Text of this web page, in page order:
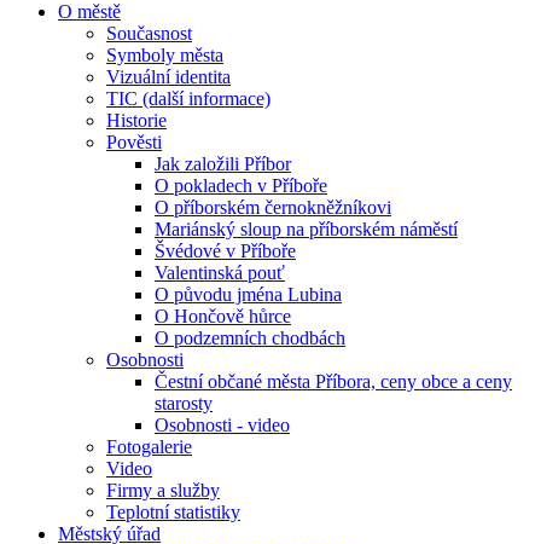
O městě
Současnost
Symboly města
Vizuální identita
TIC (další informace)
Historie
Pověsti
Jak založili Příbor
O pokladech v Příboře
O příborském černokněžníkovi
Mariánský sloup na příborském náměstí
Švédové v Příboře
Valentinská pouť
O původu jména Lubina
O Hončově hůrce
O podzemních chodbách
Osobnosti
Čestní občané města Příbora, ceny obce a ceny
starosty
Osobnosti - video
Fotogalerie
Video
Firmy a služby
Teplotní statistiky
Městský úřad